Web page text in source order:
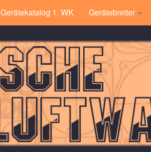
Gerätekatalog 1. WK Gerätebretter